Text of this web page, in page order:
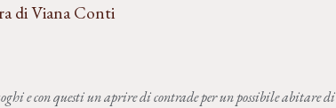
di Viana Conti
e con questi un aprire di contrade per un possibile abitare di